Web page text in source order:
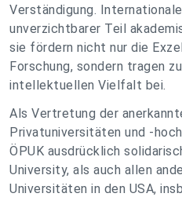
Verständigung.
unverzichtbarer Teil
sie fördern nicht nur die
Forschung, sondern tragen
intellektuellen Vielfalt bei.
Als Vertretung der
Privatuniversitäten und -
ÖPUK ausdrücklich
University, als auch allen
Universitäten in den USA,